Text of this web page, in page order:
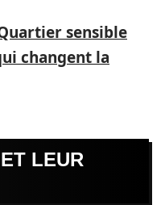
sensible
changent la
LEUR